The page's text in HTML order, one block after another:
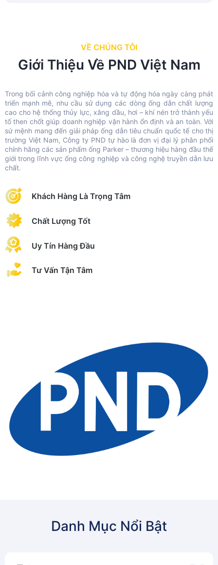
VỀ CHÚNG TÔI
Giới Thiệu Về PND Việt Nam
Trong bối cảnh công nghiệp hóa và tự động hóa ngày càng phát
triển mạnh mẽ, nhu cầu sử dụng các dòng ống dẫn chất lượng
cao cho hệ thống thủy lực, xăng dầu, hơi – khí nén trở thành yếu
tố then chốt giúp doanh nghiệp vận hành ổn định và an toàn. Với
sứ mệnh mang đến giải pháp ống dẫn tiêu chuẩn quốc tế cho thị
trường Việt Nam, Công ty PND tự hào là đơn vị đại lý phân phối
chính hãng các sản phẩm ống Parker – thương hiệu hàng đầu thế
giới trong lĩnh vực ống công nghiệp và công nghệ truyền dẫn lưu
chất.
Khách Hàng Là Trọng Tâm
Chất Lượng Tốt
Uy Tín Hàng Đầu
Tư Vấn Tận Tâm
Danh Mục Nổi Bật